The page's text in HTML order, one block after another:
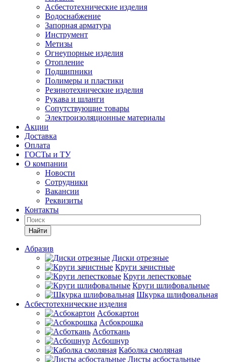
Асбестотехнические изделия
Водоснабжение
Запорная арматура
Инструмент
Метизы
Огнеупорные изделия
Отопление
Подшипники
Полимеры и пластики
Резинотехнические изделия
Рукава и шланги
Сопутствующие товары
Электроизоляционные материалы
Акции
Доставка
Оплата
ГОСТы и ТУ
О компании
Новости
Сотрудники
Вакансии
Реквизиты
Контакты
Найти
Абразив
Диски отрезные
Круги зачистные
Круги лепестковые
Круги шлифовальные
Шкурка шлифовальная
Асбестотехнические изделия
Асбокартон
Асбокрошка
Асботкань
Асбошнур
Каболка смоляная
Листы асбостальные